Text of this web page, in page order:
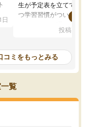
の
ま
日
生が予定表を立ててくれ
つ学習習慣がついてきま
指導が無い日も予定表
問できるのでとても助か
投稿日：
コミをもっとみる
覧